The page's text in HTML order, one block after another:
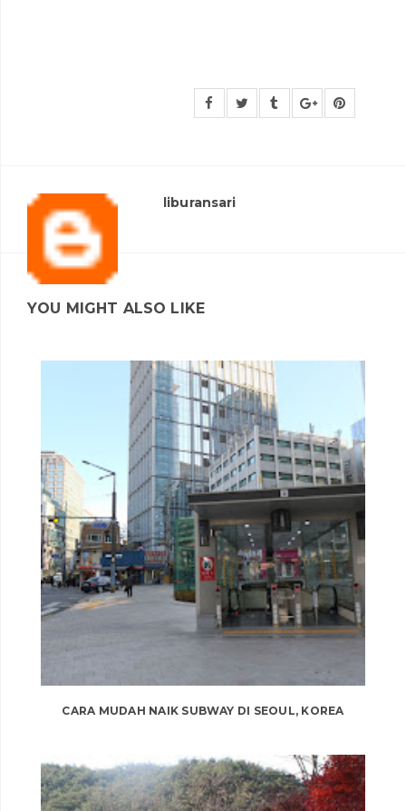
liburansari
YOU MIGHT ALSO LIKE
CARA MUDAH NAIK SUBWAY DI SEOUL, KOREA